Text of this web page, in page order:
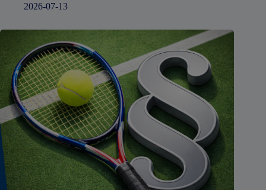
2026-07-13